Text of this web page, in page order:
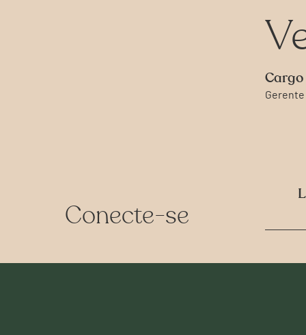
Cargo
Conecte-se